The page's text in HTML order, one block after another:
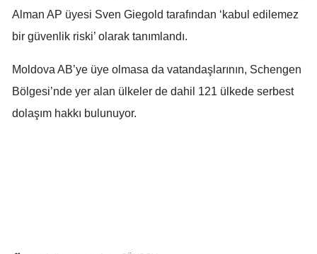
Mersin
İzmir
Alman AP üyesi Sven Giegold tarafından ‘kabul edilemez
bir güvenlik riski’ olarak tanımlandı.
Moldova AB’ye üye olmasa da vatandaşlarının, Schengen
Bölgesi’nde yer alan ülkeler de dahil 121 ülkede serbest
dolaşım hakkı bulunuyor.